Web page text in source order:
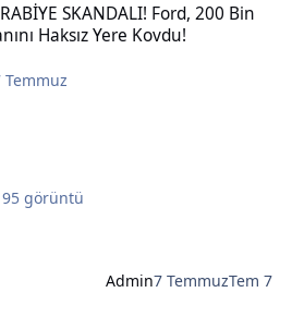
SKANDALI! Ford, 200 Bin
Haksız Yere Kovdu!
Temmuz
görüntü
Admin7 TemmuzTem 7